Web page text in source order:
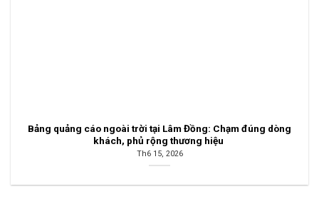
Bảng quảng cáo ngoài trời tại Lâm Đồng: Chạm đúng dòng
khách, phủ rộng thương hiệu
Th6 15, 2026